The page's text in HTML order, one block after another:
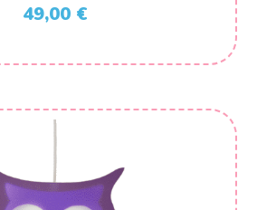
49,00 €